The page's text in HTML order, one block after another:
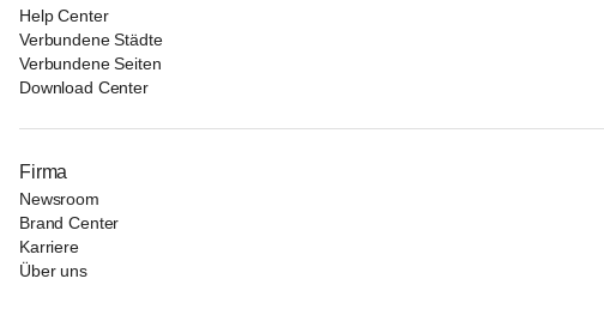
Help Center
Verbundene Städte
Verbundene Seiten
Download Center
Firma
Newsroom
Brand Center
Karriere
Über uns